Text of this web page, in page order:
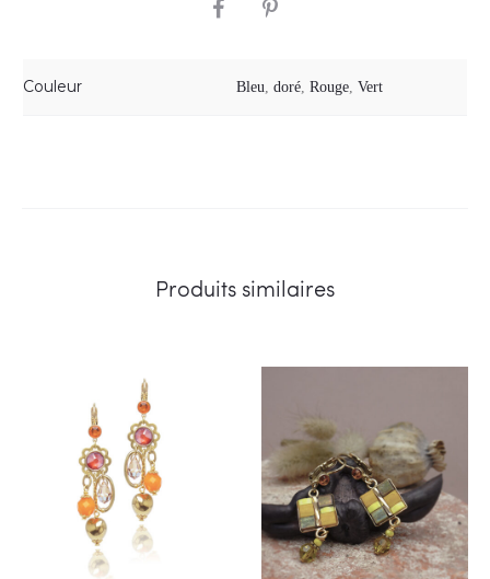
SHARE
Couleur Bleu, doré, Rouge, Vert
Produits similaires